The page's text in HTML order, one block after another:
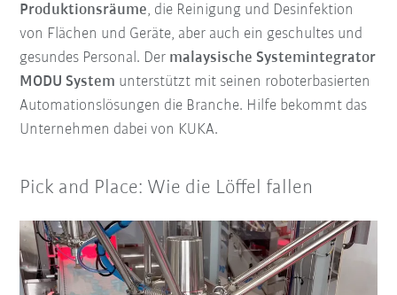
Produktionsräume, die Reinigung und Desinfektion
von Flächen und Geräte, aber auch ein geschultes und
gesundes Personal. Der malaysische Systemintegrator
MODU System unterstützt mit seinen roboterbasierten
Automationslösungen die Branche. Hilfe bekommt das
Unternehmen dabei von KUKA.
Pick and Place: Wie die Löffel fallen